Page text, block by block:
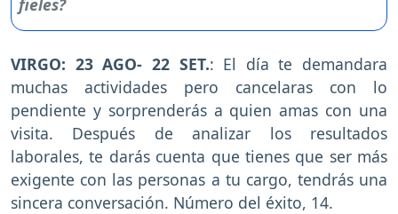
VIRGO: 23 AGO- 22 SET.: El día te demandara
muchas actividades pero cancelaras con lo
pendiente y sorprenderás a quien amas con una
visita. Después de analizar los resultados
laborales, te darás cuenta que tienes que ser más
exigente con las personas a tu cargo, tendrás una
sincera conversación. Número del éxito, 14.